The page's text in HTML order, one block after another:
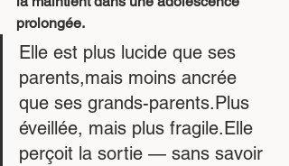
prolongée.
Elle est plus lucide que ses
parents,mais moins ancrée
que ses grands-parents.Plus
éveillée, mais plus fragile.Elle
perçoit la sortie — sans savoir